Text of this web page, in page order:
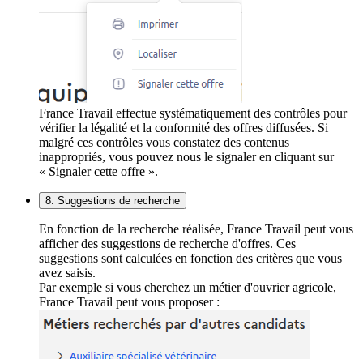
France Travail effectue systématiquement des contrôles pour
vérifier la légalité et la conformité des offres diffusées. Si
malgré ces contrôles vous constatez des contenus
inappropriés, vous pouvez nous le signaler en cliquant sur
« Signaler cette offre ».
8. Suggestions de recherche
En fonction de la recherche réalisée, France Travail peut vous
afficher des suggestions de recherche d'offres. Ces
suggestions sont calculées en fonction des critères que vous
avez saisis.
Par exemple si vous cherchez un métier d'ouvrier agricole,
France Travail peut vous proposer :